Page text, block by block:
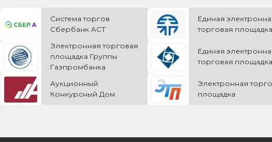
Система торгов
Сбербанк АСТ
Единая
торговая площадка
Электронная торговая
площадка Группы
Газпромбанка
Единая
торговая площадка
Аукционный
Конкурсный Дом
Электронная
площадка